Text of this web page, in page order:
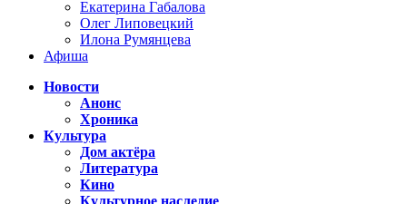
Екатерина Габалова
Олег Липовецкий
Илона Румянцева
Афиша
Новости
Анонс
Хроника
Культура
Дом актёра
Литература
Кино